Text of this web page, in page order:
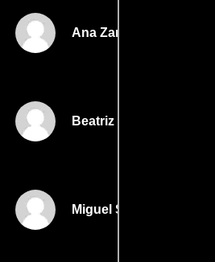
Ana Zanatti
Beatriz Batarda
Miguel Silva